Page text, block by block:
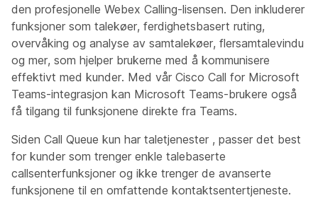
den profesjonelle Webex Calling-lisensen. Den inkluderer
funksjoner som talekøer, ferdighetsbasert ruting,
overvåking og analyse av samtalekøer, flersamtalevindu
og mer, som hjelper brukerne med å kommunisere
effektivt med kunder. Med vår Cisco Call for Microsoft
Teams-integrasjon kan Microsoft Teams-brukere også
få tilgang til funksjonene direkte fra Teams.
Siden Call Queue kun har taletjenester , passer det best
for kunder som trenger enkle talebaserte
callsenterfunksjoner og ikke trenger de avanserte
funksjonene til en omfattende kontaktsentertjeneste.